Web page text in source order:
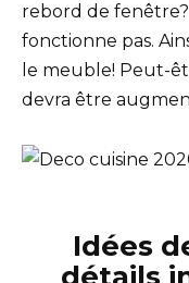
rebord de fenêtre?
fonctionne pas.
le meuble! Peut-
devra être
Idées